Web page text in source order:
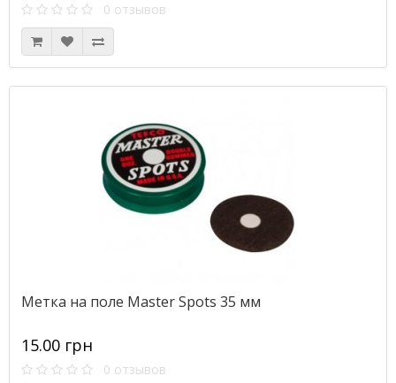
0 отзывов
Метка на поле Master Spots 35 мм
15.00 грн
0 отзывов